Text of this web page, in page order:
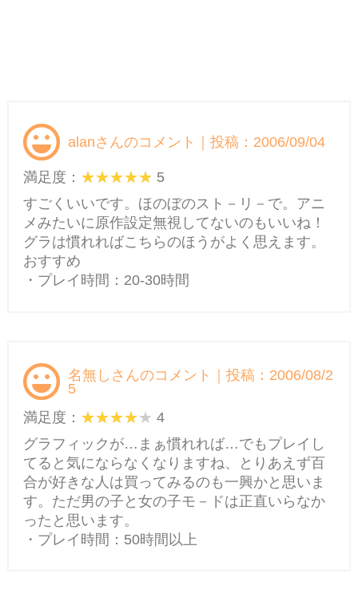
alanさんのコメント｜投稿：2006/09/04
満足度：
5
すごくいいです。ほのぼのスト－リ－で。アニ
メみたいに原作設定無視してないのもいいね！
グラは慣れればこちらのほうがよく思えます。
おすすめ
・プレイ時間：20-30時間
名無しさんのコメント｜投稿：2006/08/2
5
満足度：
4
グラフィックが…まぁ慣れれば…でもプレイし
てると気にならなくなりますね、とりあえず百
合が好きな人は買ってみるのも一興かと思いま
す。ただ男の子と女の子モ－ドは正直いらなか
ったと思います。
・プレイ時間：50時間以上